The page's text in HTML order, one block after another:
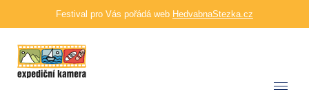
Festival pro Vás pořádá web HedvabnaStezka.cz